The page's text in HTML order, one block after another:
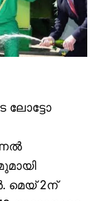
ലോട്ടോ
മെയ് 2ന്